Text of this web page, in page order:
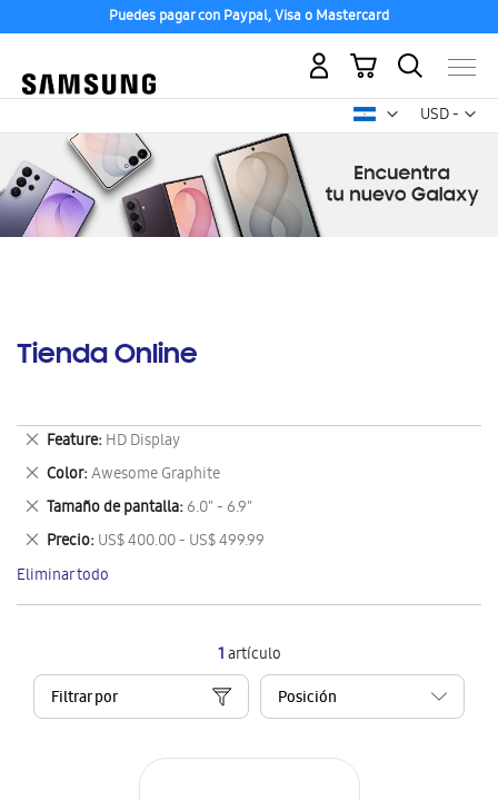
Puedes pagar con Paypal, Visa o Mastercard
USD -
dólar
Mi carrito
Tienda Online
1artículo
Filtrar por
Feature HD Display
Eliminar
este
artículo
Color Awesome Graphite
Eliminar
este
artículo
Tamaño de pantalla 6.0" - 6.9"
Eliminar
este
artículo
Precio US$ 400.00 - US$ 499.99
Eliminar
este
artículo
Eliminar todo